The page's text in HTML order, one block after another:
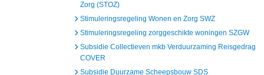
Zorg (STOZ)
Stimuleringsregeling Wonen en Zorg SWZ
Stimuleringsregeling zorggeschikte woningen SZGW
Subsidie Collectieven mkb Verduurzaming Reisgedrag
COVER
Subsidie Duurzame Scheepsbouw SDS